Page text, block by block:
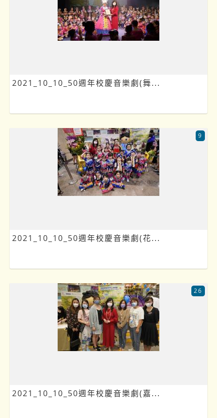
2021_10_10_50週年校慶音樂劇(舞...
2021_10_10_50週年校慶音樂劇(花...
9
2021_10_10_50週年校慶音樂劇(嘉...
26